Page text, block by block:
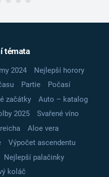
témata
2024
Nejlepší horory
Partie
Počasí
začátky
Auto – katalog
2025
Svařené víno
Aloe vera
Výpočet ascendentu
Nejlepší palačinky
koláč